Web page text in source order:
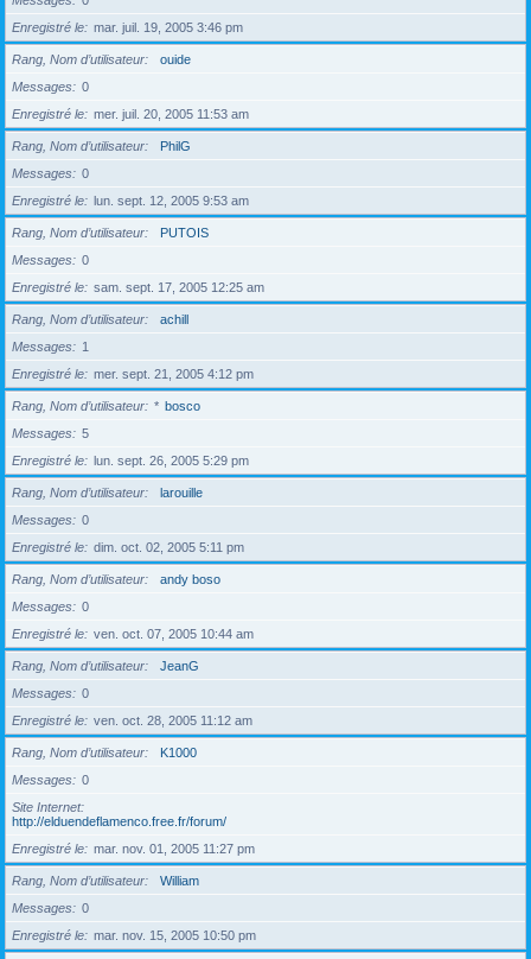
Enregistré le
mar. juil. 19, 2005 3:46 pm
Rang, Nom d’utilisateur
ouide
Messages
0
Enregistré le
mer. juil. 20, 2005 11:53 am
Rang, Nom d’utilisateur
PhilG
Messages
0
Enregistré le
lun. sept. 12, 2005 9:53 am
Rang, Nom d’utilisateur
PUTOIS
Messages
0
Enregistré le
sam. sept. 17, 2005 12:25 am
Rang, Nom d’utilisateur
achill
Messages
1
Enregistré le
mer. sept. 21, 2005 4:12 pm
Rang, Nom d’utilisateur * bosco
Messages
5
Enregistré le
lun. sept. 26, 2005 5:29 pm
Rang, Nom d’utilisateur
larouille
Messages
0
Enregistré le
dim. oct. 02, 2005 5:11 pm
Rang, Nom d’utilisateur
andy boso
Messages
0
Enregistré le
ven. oct. 07, 2005 10:44 am
Rang, Nom d’utilisateur
JeanG
Messages
0
Enregistré le
ven. oct. 28, 2005 11:12 am
Rang, Nom d’utilisateur
K1000
Messages
0
Site Internet
http://elduendeflamenco.free.fr/forum/
Enregistré le
mar. nov. 01, 2005 11:27 pm
Rang, Nom d’utilisateur
William
Messages
0
Enregistré le
mar. nov. 15, 2005 10:50 pm